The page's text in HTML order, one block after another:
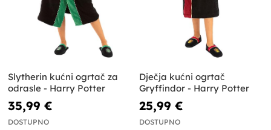
Slytherin kućni ogrtač za
odrasle - Harry Potter
35,99 €
DOSTUPNO
Dječja kućni ogrtač
Gryffindor - Harry Potter
25,99 €
DOSTUPNO